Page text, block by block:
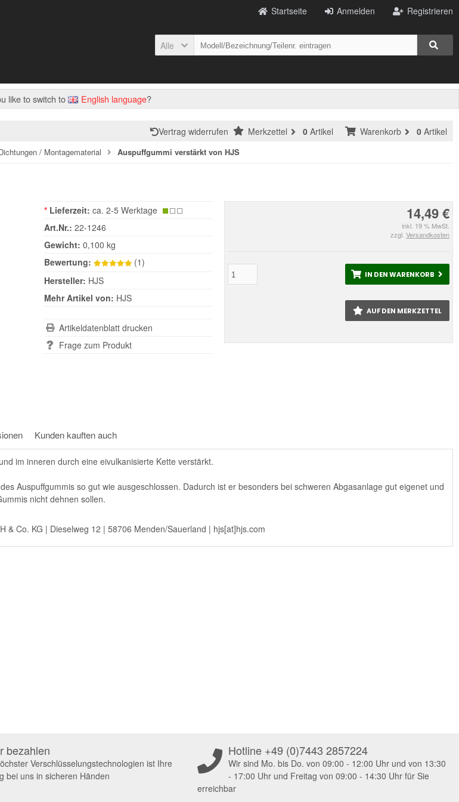
Registrieren
Anmelden
Startseite
Alle
like to switch to English language?
Warenkorb 0 Artikel
Vertrag widerrufen Merkzettel 0 Artikel
/ Montagematerial Auspuffgummi verstärkt von HJS
14,49 €
inkl. 19 % MwSt.
zzgl. Versandkosten
IN DEN WARENKORB
AUF DEN MERKZETTEL
* Lieferzeit: ca. 2-5 Werktage
Art.Nr.: 22-1246
Gewicht: 0,100 kg
Bewertung:
(1)
Hersteller: HJS
Mehr Artikel von: HJS
Artikeldatenblatt drucken
Frage zum Produkt
Kunden kauften auch
im inneren durch eine eivulkanisierte Kette verstärkt.
Auspuffgummis so gut wie ausgeschlossen. Dadurch ist er besonders bei schweren Abgasanlage gut eigenet und
nicht dehnen sollen.
& Co. KG | Dieselweg 12 | 58706 Menden/Sauerland | hjs[at]hjs.com
bezahlen
Verschlüsselungstechnologien ist Ihre
bei uns in sicheren Händen
Hotline +49 (0)7443 2857224
Wir sind Mo. bis Do. von 09:00 - 12:00 Uhr und von 13:30
- 17:00 Uhr und Freitag von 09:00 - 14:30 Uhr für Sie
erreichbar